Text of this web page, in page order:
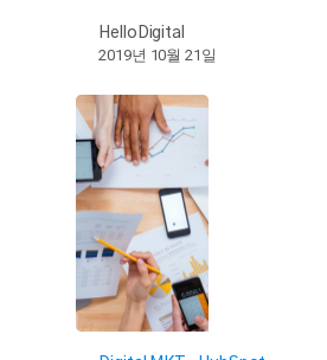
HelloDigital
2019년 10월 21일